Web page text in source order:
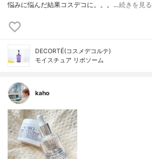
悩みに悩んだ結果コスデコに。。。…続きを見る
DECORTÉ(コスメデコルテ)
モイスチュア リポソーム
kaho